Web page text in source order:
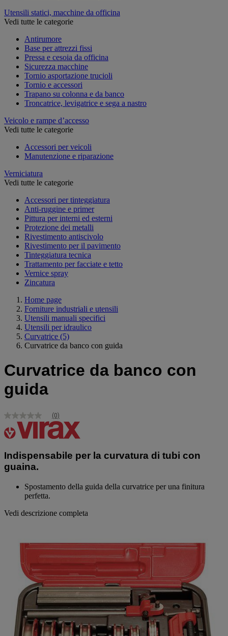
Utensili statici, macchine da officina
Vedi tutte le categorie
Antirumore
Base per attrezzi fissi
Pressa e cesoia da officina
Sicurezza macchine
Tornio asportazione trucioli
Tornio e accessori
Trapano su colonna e da banco
Troncatrice, levigatrice e sega a nastro
Veicolo e rampe d’accesso
Vedi tutte le categorie
Accessori per veicoli
Manutenzione e riparazione
Verniciatura
Vedi tutte le categorie
Accessori per tinteggiatura
Anti-ruggine e primer
Pittura per interni ed esterni
Protezione dei metalli
Rivestimento antiscivolo
Rivestimento per il pavimento
Tinteggiatura tecnica
Trattamento per facciate e tetto
Vernice spray
Zincatura
Home page
Forniture industriali e utensili
Utensili manuali specifici
Utensili per idraulico
Curvatrice (5)
Curvatrice da banco con guida
Curvatrice da banco con
guida
Nessuna
valutazione
Stesso
alla
pagina.
(0)
Indispensabile per la curvatura di tubi con
guaina.
Spostamento della guida della curvatrice per una finitura
perfetta.
Vedi descrizione completa